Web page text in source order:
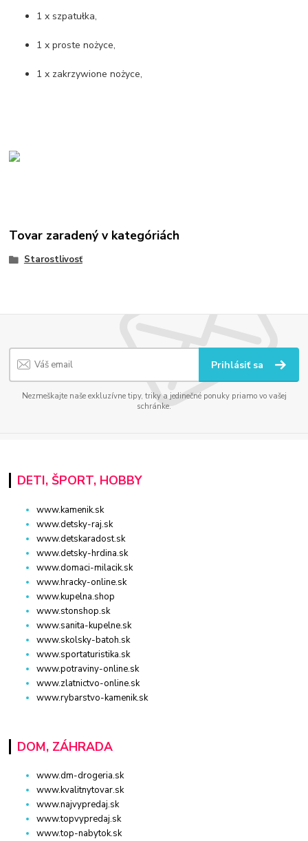
1 x szpatułka,
1 x proste nożyce,
1 x zakrzywione nożyce,
Tovar zaradený v kategóriách
Starostlivosť
Prihlásiť sa
Nezmeškajte naše exkluzívne tipy, triky a jedinečné ponuky priamo vo vašej
schránke.
DETI, ŠPORT, HOBBY
www.kamenik.sk
www.detsky-raj.sk
www.detskaradost.sk
www.detsky-hrdina.sk
www.domaci-milacik.sk
www.hracky-online.sk
www.kupelna.shop
www.stonshop.sk
www.sanita-kupelne.sk
www.skolsky-batoh.sk
www.sportaturistika.sk
www.potraviny-online.sk
www.zlatnictvo-online.sk
www.rybarstvo-kamenik.sk
DOM, ZÁHRADA
www.dm-drogeria.sk
www.kvalitnytovar.sk
www.najvypredaj.sk
www.topvypredaj.sk
www.top-nabytok.sk